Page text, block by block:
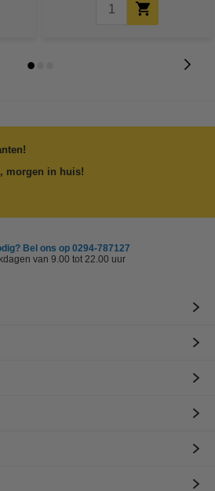
morgen in huis!
Bel ons op 0294-787127
van 9.00 tot 22.00 uur